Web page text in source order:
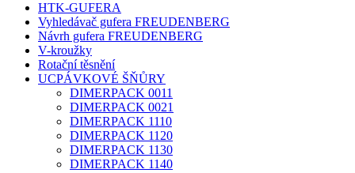
HTK-GUFERA
Vyhledávač gufera FREUDENBERG
Návrh gufera FREUDENBERG
V-kroužky
Rotační těsnění
UCPÁVKOVÉ ŠŇŮRY
DIMERPACK 0011
DIMERPACK 0021
DIMERPACK 1110
DIMERPACK 1120
DIMERPACK 1130
DIMERPACK 1140